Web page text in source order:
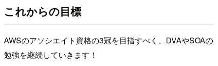
これからの目標
AWSのアソシエイト資格の3冠を目指すべく、DVAやSOAの
勉強を継続していきます！